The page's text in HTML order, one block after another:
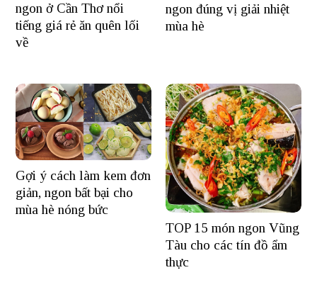
ngon ở Cần Thơ nổi
tiếng giá rẻ ăn quên lối
về
ngon đúng vị giải nhiệt
mùa hè
Gợi ý cách làm kem đơn
giản, ngon bất bại cho
mùa hè nóng bức
TOP 15 món ngon Vũng
Tàu cho các tín đồ ẩm
thực